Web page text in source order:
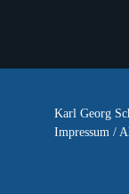
Karl Georg
Impressum/